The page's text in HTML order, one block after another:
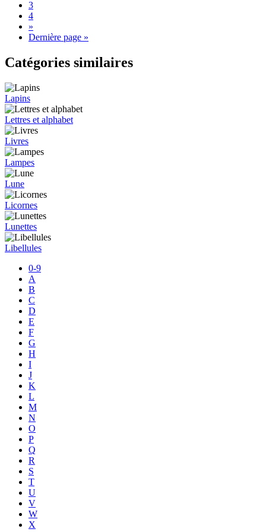
3
4
»
Dernière page »
Catégories similaires
Lapins
Lettres et alphabet
Livres
Lampes
Lune
Licornes
Lunettes
Libellules
0-9
A
B
C
D
E
F
G
H
I
J
K
L
M
N
O
P
Q
R
S
T
U
V
W
X